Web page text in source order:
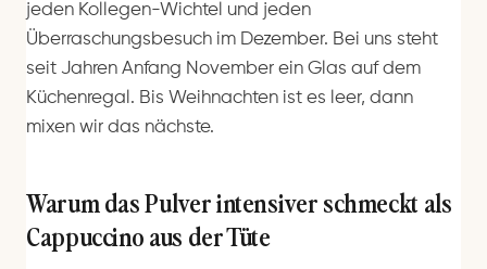
jeden Kollegen-Wichtel und jeden
Überraschungsbesuch im Dezember. Bei uns steht
seit Jahren Anfang November ein Glas auf dem
Küchenregal. Bis Weihnachten ist es leer, dann
mixen wir das nächste.
Warum das Pulver intensiver schmeckt als
Cappuccino aus der Tüte